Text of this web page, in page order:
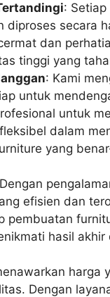
:
diproses secara
dan
tinggi yang
: Kami
untuk
untuk
dalam
yang
efisien dan
pembuatan
hasil
harga
Dengan